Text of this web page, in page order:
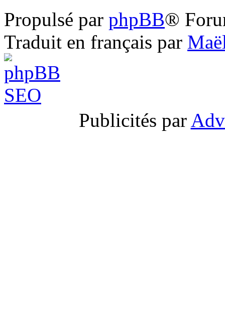
Propulsé par phpBB®
Traduit en français par
Publicités par